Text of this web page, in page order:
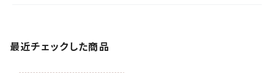
最近チェックした商品